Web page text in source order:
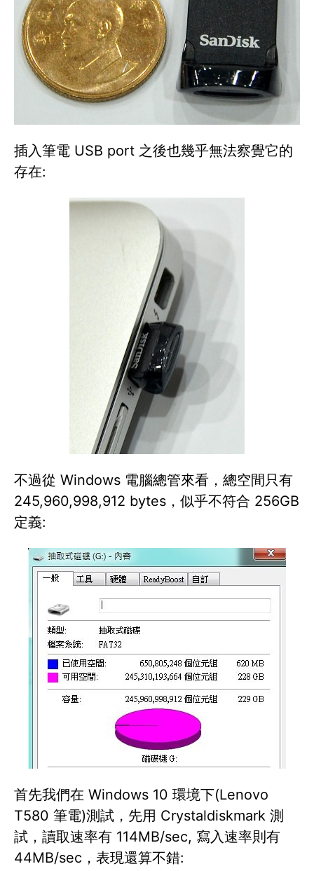
插入筆電 USB port 之後也幾乎無法察覺它的
存在:
不過從 Windows 電腦總管來看，總空間只有
245,960,998,912 bytes，似乎不符合 256GB
定義:
首先我們在 Windows 10 環境下(Lenovo
T580 筆電)測試，先用 Crystaldiskmark 測
試，讀取速率有 114MB/sec, 寫入速率則有
44MB/sec，表現還算不錯: